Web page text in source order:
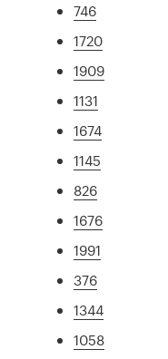
746
1720
1909
1131
1674
1145
826
1676
1991
376
1344
1058